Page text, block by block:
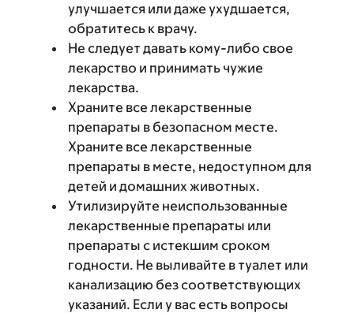
улучшается или даже ухудшается,
обратитесь к врачу.
Не следует давать кому-либо свое
лекарство и принимать чужие
лекарства.
Храните все лекарственные
препараты в безопасном месте.
Храните все лекарственные
препараты в месте, недоступном для
детей и домашних животных.
Утилизируйте неиспользованные
лекарственные препараты или
препараты с истекшим сроком
годности. Не выливайте в туалет или
канализацию без соответствующих
указаний. Если у вас есть вопросы